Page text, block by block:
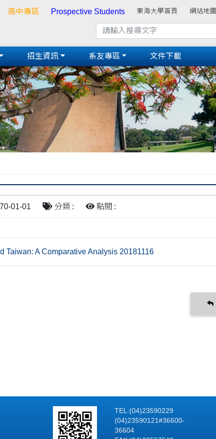
高中專區 Prospective Students 東海大學首頁 網站地圖
招生資訊 系友專區 文件下載
01-01 分類 : 點閱 :
Taiwan: A Comparative Analysis 20181116
TEL:(04)23590229
(04)23590121#36600-
36604